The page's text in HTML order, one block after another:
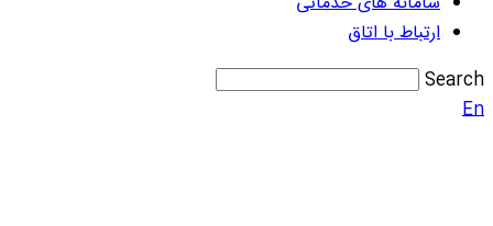
ارتباط با اتاق
Search
En